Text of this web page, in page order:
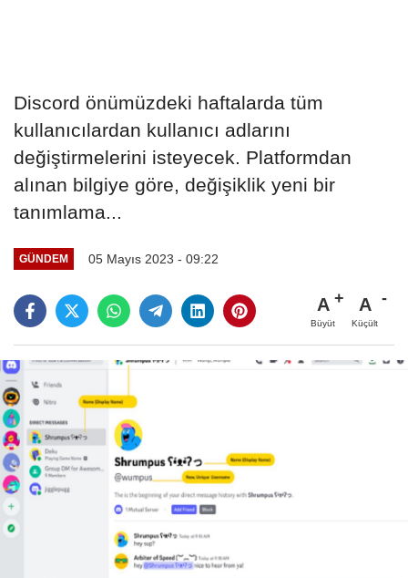
Discord önümüzdeki haftalarda tüm
kullanıcılardan kullanıcı adlarını
değiştirmelerini isteyecek. Platformdan
alınan bilgiye göre, değişiklik yeni bir
tanımlama...
GÜNDEM 05 Mayıs 2023 - 09:22
A
Büyüt
A
Küçült